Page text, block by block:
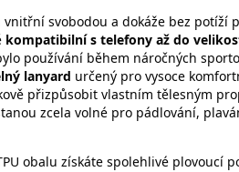
vnitřní svobodou a dokáže bez
kompatibilní s telefony až do
používání během náročných
lanyard určený pro vysoce
přizpůsobit vlastním tělesným
zcela volné pro pádlování,
obalu získáte spolehlivé plovoucí